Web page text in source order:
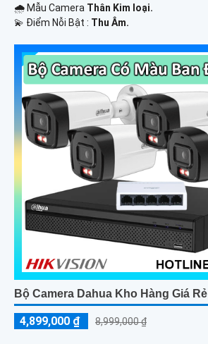
🌧️ Mẫu Camera Thân Kim loại.
️💫 Điểm Nỗi Bật : Thu Âm.
Bộ Camera Dahua Kho Hàng Giá Rẻ
4,899,000 ₫ 8,999,000 ₫